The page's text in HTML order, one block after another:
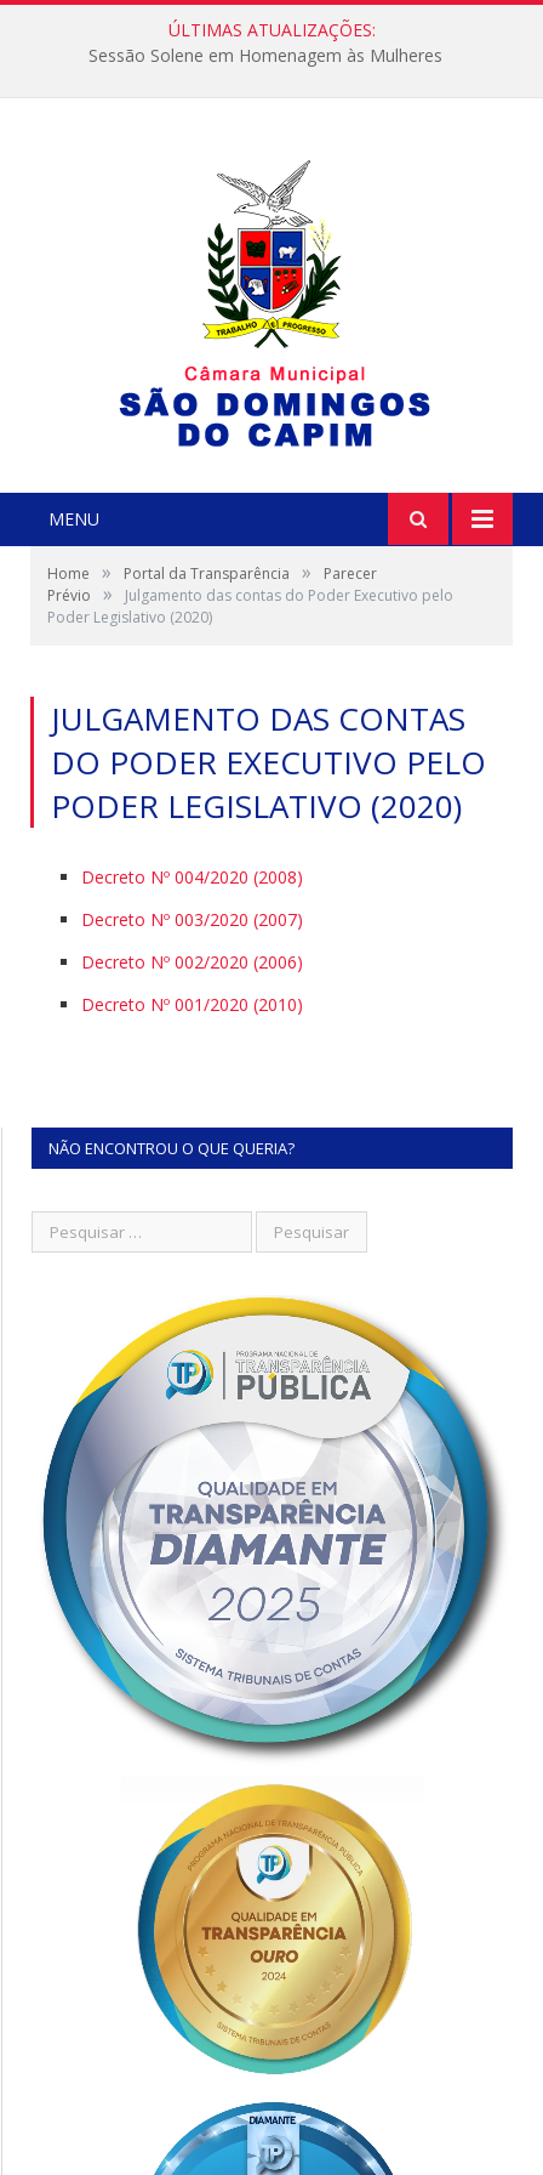
ÚLTIMAS ATUALIZAÇÕES:
Sessão Solene em Homenagem às Mulheres
MENU
Home » Portal da Transparência »
Parecer
Prévio
»
Julgamento das contas do Poder Executivo pelo
Poder Legislativo (2020)
JULGAMENTO DAS CONTAS
DO PODER EXECUTIVO PELO
PODER LEGISLATIVO (2020)
Decreto Nº 004/2020 (2008)
Decreto Nº 003/2020 (2007)
Decreto Nº 002/2020 (2006)
Decreto Nº 001/2020 (2010)
NÃO ENCONTROU O QUE QUERIA?